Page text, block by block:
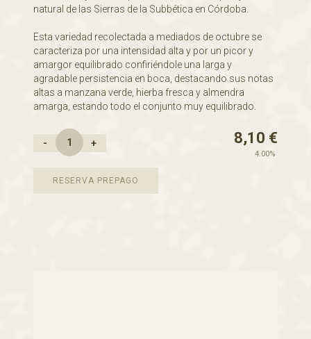
natural de las Sierras de la Subbética en Córdoba.
Esta variedad recolectada a mediados de octubre se
caracteriza por una intensidad alta y por un picor y
amargor equilibrado confiriéndole una larga y
agradable persistencia en boca, destacando sus notas
altas a manzana verde, hierba fresca y almendra
amarga, estando todo el conjunto muy equilibrado.
8,10 €
4.00%
- +
RESERVA PREPAGO